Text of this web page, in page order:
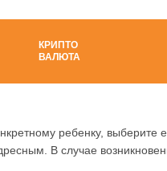
КРИПТО
ВАЛЮТА
ребенку,
В случае